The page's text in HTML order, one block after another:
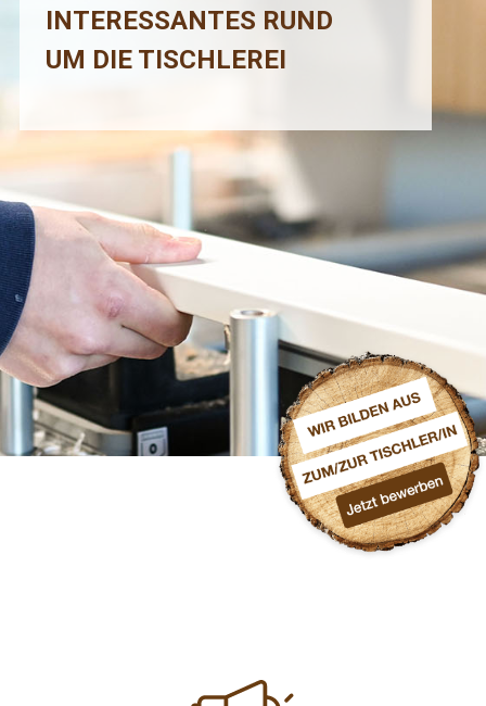
INTERESSANTES RUND
UM DIE TISCHLEREI